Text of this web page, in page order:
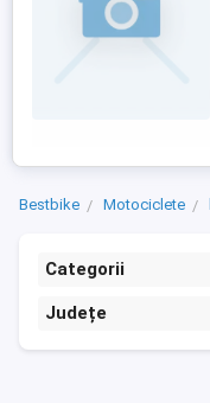
Bestbike Motociclete
Categorii
Județe